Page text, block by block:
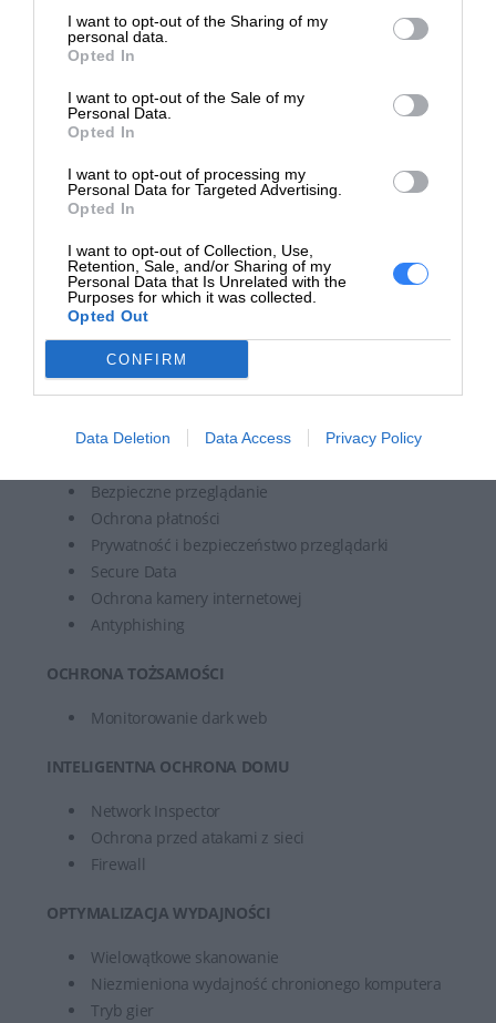
I want to opt-out of the Sharing of my
personal data.
Opted In
I want to opt-out of the Sale of my
Personal Data.
Opted In
I want to opt-out of processing my
Personal Data for Targeted Advertising.
Opted In
I want to opt-out of Collection, Use,
Retention, Sale, and/or Sharing of my
Personal Data that Is Unrelated with the
Purposes for which it was collected.
Opted Out
CONFIRM
Data Deletion Data Access Privacy Policy
Antywirus
Ransomware Shield
ESET Folder Guard
ESET LiveGuard
Ochrona oparta na chmurze
Anti-Theft
Blokada aplikacji
Filtr połączeń
OCHRONA PRYWATNOŚCI
Menedżer haseł
Bezpieczne przeglądanie
Ochrona płatności
Prywatność i bezpieczeństwo przeglądarki
Secure Data
Ochrona kamery internetowej
Antyphishing
OCHRONA TOŻSAMOŚCI
Monitorowanie dark web
INTELIGENTNA OCHRONA DOMU
Network Inspector
Ochrona przed atakami z sieci
Firewall
OPTYMALIZACJA WYDAJNOŚCI
Wielowątkowe skanowanie
Niezmieniona wydajność chronionego komputera
Tryb gier